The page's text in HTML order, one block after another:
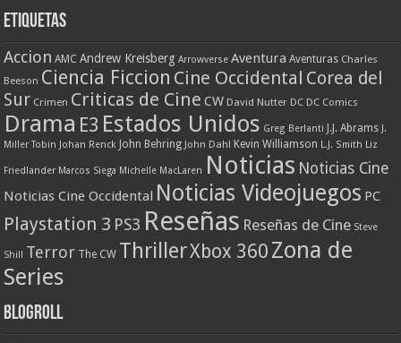
Etiquetas
Accion AMC Andrew Kreisberg Arrowverse Aventura Aventuras Charles
Beeson Ciencia Ficcion Cine Occidental Corea del
Sur Crimen Criticas de Cine CW David Nutter DC DC Comics
Drama E3 Estados Unidos Greg Berlanti J.J. Abrams J.
Miller Tobin
Johan Renck John Behring John Dahl Kevin Williamson L.J. Smith Liz
Friedlander Marcos Siega Michelle MacLaren Noticias Noticias Cine
Noticias Cine Occidental Noticias Videojuegos PC
Playstation 3 PS3 Reseñas Reseñas de Cine Steve
Shill Terror The CW ThrillerXbox 360 Zona de
Series
Blogroll